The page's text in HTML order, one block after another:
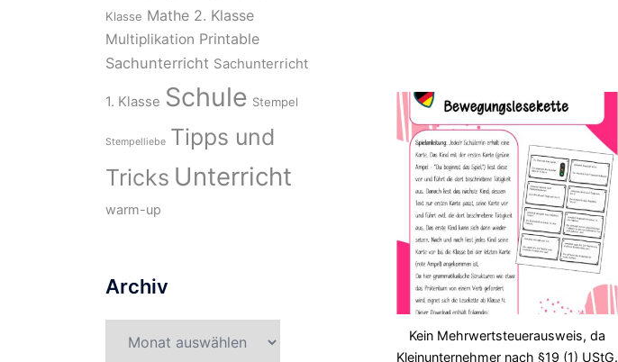
Kein Mehrwertsteuerausweis, da
Kleinunternehmer nach §19 (1) UStG.
Klasse Mathe 2. Klasse
Multiplikation Printable
Sachunterricht Sachunterricht
1. Klasse Schule Stempel
Stempelliebe Tipps und
Tricks Unterricht
warm-up
Archiv